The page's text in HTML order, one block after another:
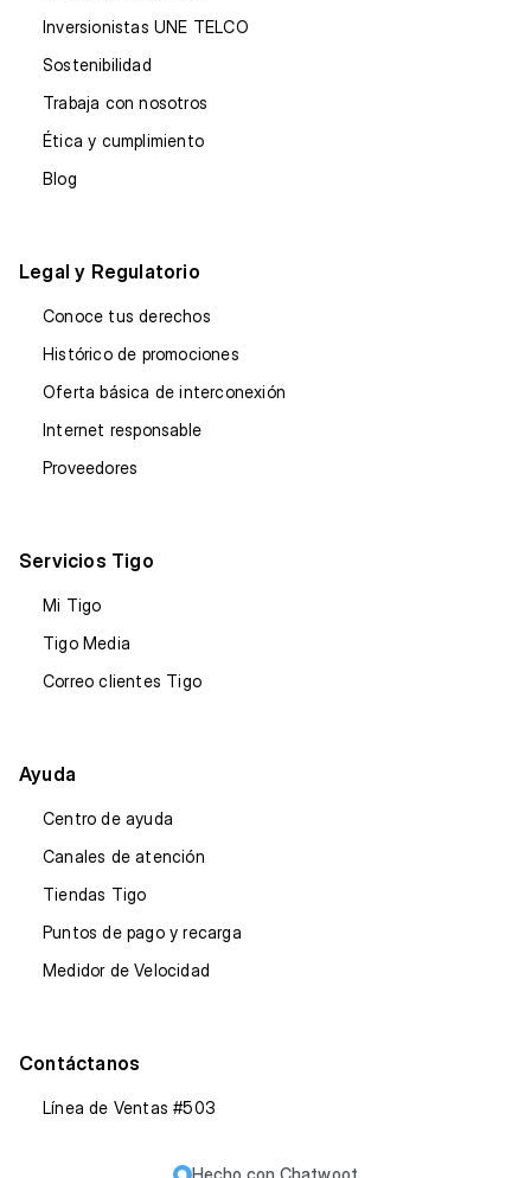
Inversionistas UNE TELCO
Sostenibilidad
Trabaja con nosotros
Ética y cumplimiento
Blog
Legal y Regulatorio
Conoce tus derechos
Histórico de promociones
Oferta básica de interconexión
Internet responsable
Proveedores
Servicios Tigo
Mi Tigo
Tigo Media
Correo clientes Tigo
Ayuda
Centro de ayuda
Canales de atención
Tiendas Tigo
Puntos de pago y recarga
Medidor de Velocidad
Contáctanos
Línea de Ventas #503
Hecho con Chatwoot